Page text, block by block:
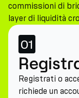
commissioni di
layer di liquidità
01
Registrati o
richiede un